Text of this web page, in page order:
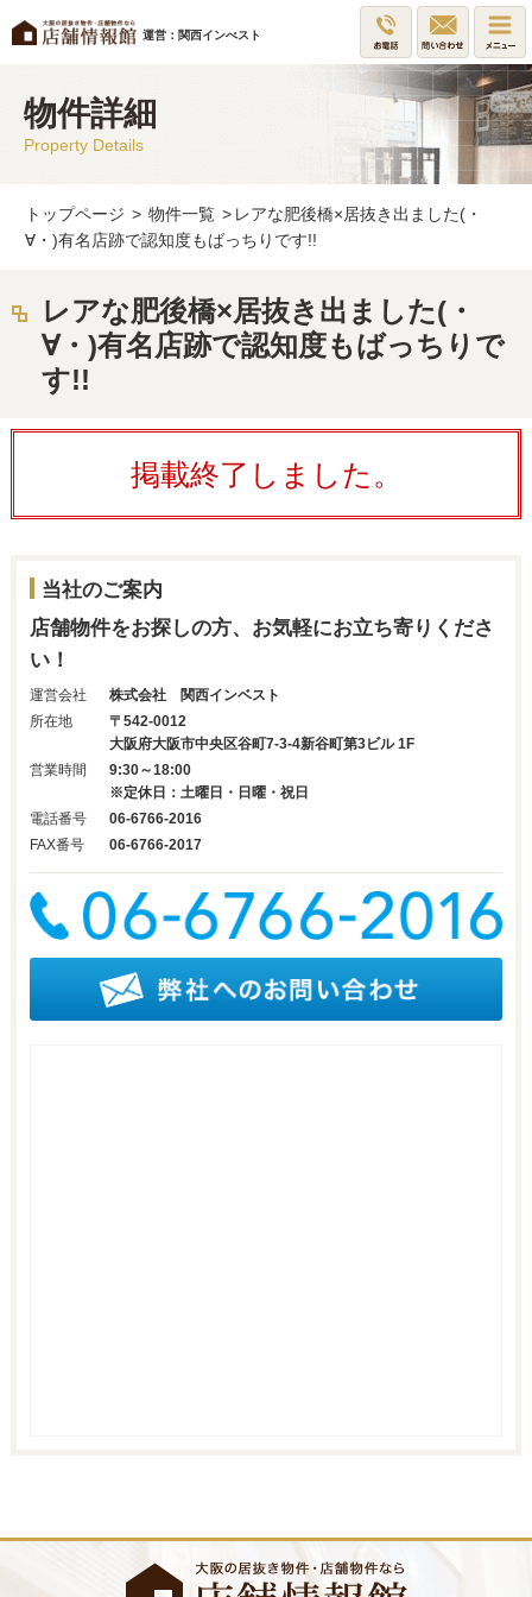
運営：関西インべスト
物件詳細
Property Details
トップページ > 物件一覧 > レアな肥後橋×居抜き出ました(・
∀・)有名店跡で認知度もばっちりです!!
レアな肥後橋×居抜き出ました(・
∀・)有名店跡で認知度もばっちりで
す!!
掲載終了しました。
当社のご案内
店舗物件をお探しの方、お気軽にお立ち寄りくださ
い！
運営会社
株式会社 関西インベスト
所在地
〒542-0012
大阪府大阪市中央区谷町7-3-4新谷町第3ビル 1F
営業時間
9:30～18:00
※定休日：土曜日・日曜・祝日
電話番号
06-6766-2016
FAX番号
06-6766-2017